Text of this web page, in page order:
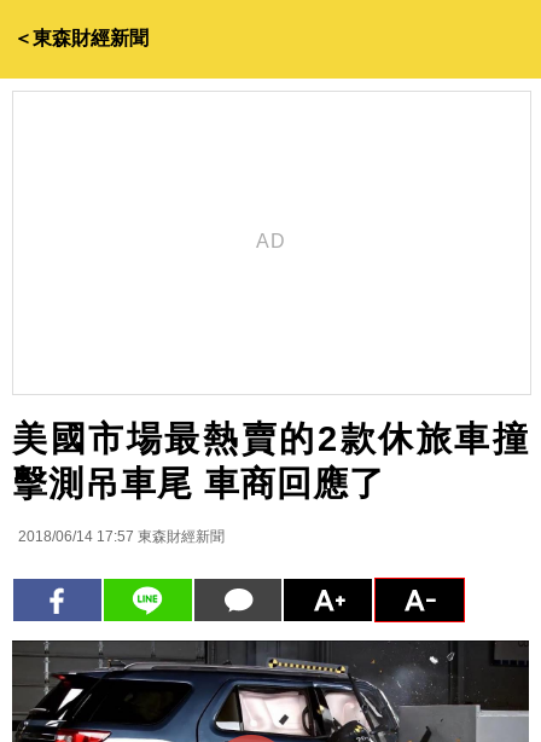
＜東森財經新聞
美國市場最熱賣的2款休旅車撞
擊測吊車尾 車商回應了
2018/06/14 17:57 東森財經新聞